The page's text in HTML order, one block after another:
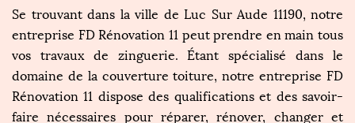
Se trouvant dans la ville de Luc Sur Aude 11190, notre
entreprise FD Rénovation 11 peut prendre en main tous
vos travaux de zinguerie. Étant spécialisé dans le
domaine de la couverture toiture, notre entreprise FD
Rénovation 11 dispose des qualifications et des savoir-
faire nécessaires pour réparer, rénover, changer et